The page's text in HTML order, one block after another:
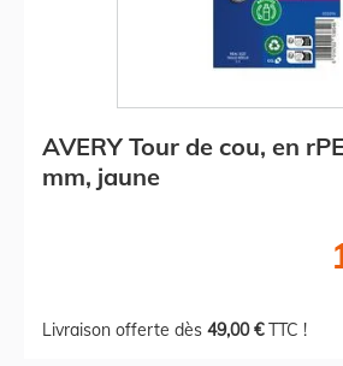
AVERY Tour de cou, en
mm, jaune
Livraison offerte dès 49,00 €TTC !